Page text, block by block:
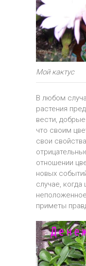
Мой кактус
В любом
растения
вести,
что своим
свои
отношении
новых
случае, когда
приметы